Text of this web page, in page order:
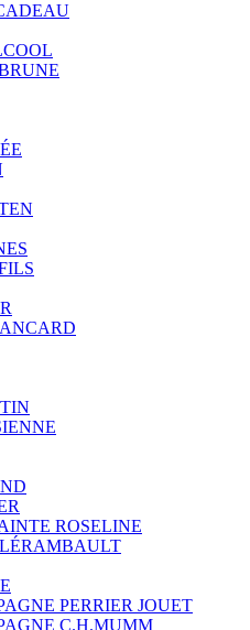
ROSELINE
PERRIER JOUET
C.H.MUMM